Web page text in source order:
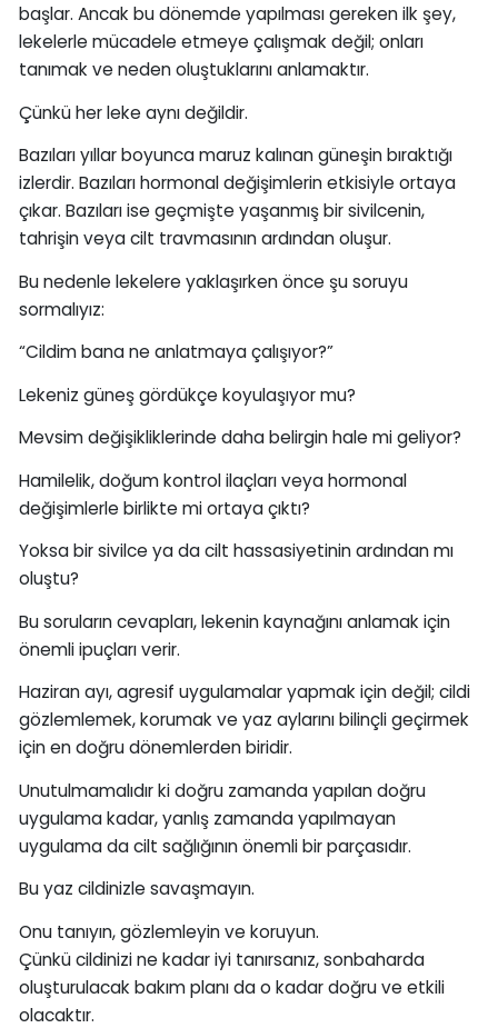
başlar. Ancak bu dönemde yapılması gereken ilk şey,
lekelerle mücadele etmeye çalışmak değil; onları
tanımak ve neden oluştuklarını anlamaktır.
Çünkü her leke aynı değildir.
Bazıları yıllar boyunca maruz kalınan güneşin bıraktığı
izlerdir. Bazıları hormonal değişimlerin etkisiyle ortaya
çıkar. Bazıları ise geçmişte yaşanmış bir sivilcenin,
tahrişin veya cilt travmasının ardından oluşur.
Bu nedenle lekelere yaklaşırken önce şu soruyu
sormalıyız:
“Cildim bana ne anlatmaya çalışıyor?”
Lekeniz güneş gördükçe koyulaşıyor mu?
Mevsim değişikliklerinde daha belirgin hale mi geliyor?
Hamilelik, doğum kontrol ilaçları veya hormonal
değişimlerle birlikte mi ortaya çıktı?
Yoksa bir sivilce ya da cilt hassasiyetinin ardından mı
oluştu?
Bu soruların cevapları, lekenin kaynağını anlamak için
önemli ipuçları verir.
Haziran ayı, agresif uygulamalar yapmak için değil; cildi
gözlemlemek, korumak ve yaz aylarını bilinçli geçirmek
için en doğru dönemlerden biridir.
Unutulmamalıdır ki doğru zamanda yapılan doğru
uygulama kadar, yanlış zamanda yapılmayan
uygulama da cilt sağlığının önemli bir parçasıdır.
Bu yaz cildinizle savaşmayın.
Onu tanıyın, gözlemleyin ve koruyun.
Çünkü cildinizi ne kadar iyi tanırsanız, sonbaharda
oluşturulacak bakım planı da o kadar doğru ve etkili
olacaktır.